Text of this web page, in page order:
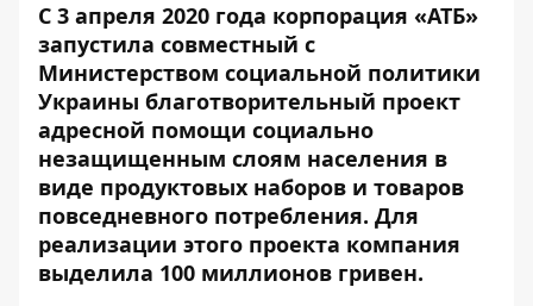
С 3 апреля 2020 года корпорация «АТБ»
запустила совместный с
Министерством социальной политики
Украины благотворительный проект
адресной помощи социально
незащищенным слоям населения в
виде продуктовых наборов и товаров
повседневного потребления. Для
реализации этого проекта компания
выделила 100 миллионов гривен.